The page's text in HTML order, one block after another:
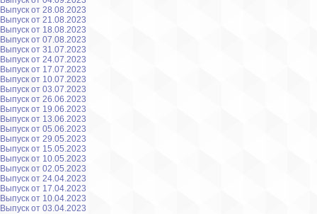
Выпуск от 28.08.2023
Выпуск от 21.08.2023
Выпуск от 18.08.2023
Выпуск от 07.08.2023
Выпуск от 31.07.2023
Выпуск от 24.07.2023
Выпуск от 17.07.2023
Выпуск от 10.07.2023
Выпуск от 03.07.2023
Выпуск от 26.06.2023
Выпуск от 19.06.2023
Выпуск от 13.06.2023
Выпуск от 05.06.2023
Выпуск от 29.05.2023
Выпуск от 15.05.2023
Выпуск от 10.05.2023
Выпуск от 02.05.2023
Выпуск от 24.04.2023
Выпуск от 17.04.2023
Выпуск от 10.04.2023
Выпуск от 03.04.2023